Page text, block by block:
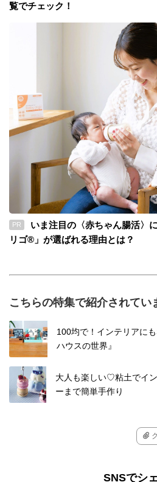
覧でチェック！
PR
いま注目の〈赤ちゃん腸活〉
リゴ®」が選ばれる理由とは？
こちらの特集で紹介されてい
100均で！インテリアに
ハウスの世界』
大人も楽しい♡粘土でイ
ーまで簡単手作り
SNSでシ